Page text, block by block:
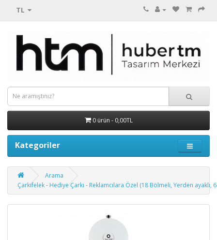
TL
0 ürün - 0,00TL
Kategoriler
Arama
Çarkıfelek - Hediye Çarkı - Reklamcılara Özel (18 Bölmeli, Yerden ayaklı,